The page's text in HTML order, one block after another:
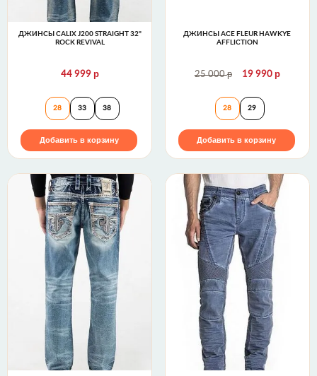
ДЖИНСЫ CALIX J200 STRAIGHT 32"
ROCK REVIVAL
44 999 р
Джинсы CALIX J200 STRAIGHT 32" Rock Revival
28 33 38
Добавить в корзину
ДЖИНСЫ ACE FLEUR HAWKYE
AFFLICTION
25 000р 19 990 р
Джинсы Ace
28 29
Добавить в корзину